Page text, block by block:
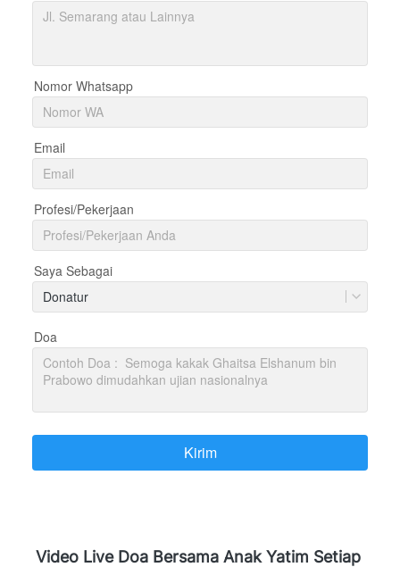
Nomor Whatsapp
Email
Profesi/Pekerjaan
Saya Sebagai
Donatur
Doa
`Kirim
Video Live Doa Bersama Anak Yatim Setiap